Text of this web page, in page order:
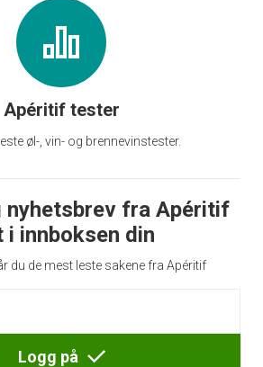
Apéritif tester
øl-, vin- og brennevinstester.
nyhetsbrev fra Apéritif
i innboksen din
du de mest leste sakene fra Apéritif
Logg på